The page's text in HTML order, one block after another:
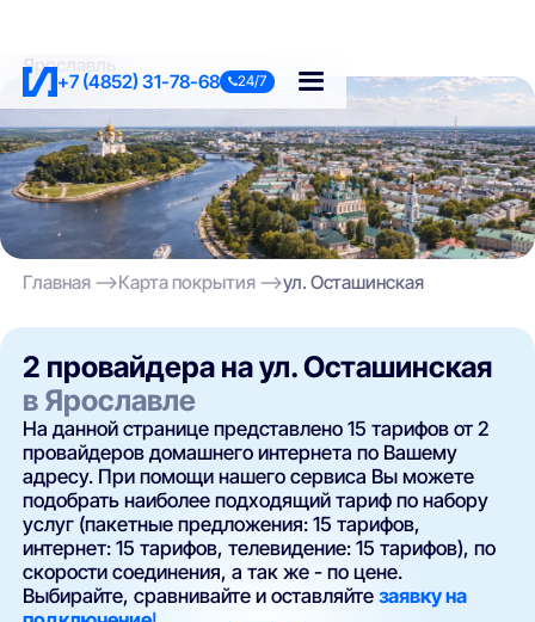
+7 (4852) 31-78-68 24/7
Ярославль
Главная Карта покрытия ул. Осташинская
2 провайдера на ул. Осташинская
в Ярославле
На данной странице представлено 15 тарифов от 2
провайдеров домашнего интернета по Вашему
адресу. При помощи нашего сервиса Вы можете
подобрать наиболее подходящий тариф по набору
услуг (пакетные предложения: 15 тарифов,
интернет: 15 тарифов, телевидение: 15 тарифов), по
скорости соединения, а так же - по цене.
Выбирайте, сравнивайте и оставляйтезаявку на